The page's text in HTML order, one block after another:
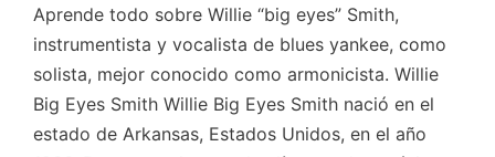
Aprende todo sobre Willie “big eyes” Smith,
instrumentista y vocalista de blues yankee, como
solista, mejor conocido como armonicista. Willie
Big Eyes Smith Willie Big Eyes Smith nació en el
estado de Arkansas, Estados Unidos, en el año